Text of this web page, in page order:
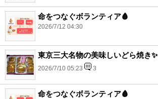
命をつなぐボランティア🩸
2026/7/12 04:30
東京三大名物の美味しいどら焼き✨
2026/7/10 05:23 3
命をつなぐボランティア🩸